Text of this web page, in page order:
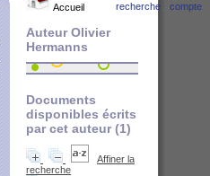
Accueil
recherche
compte
Auteur Olivier
Hermanns
Documents
disponibles écrits
par cet auteur (1)
Affiner la
recherche